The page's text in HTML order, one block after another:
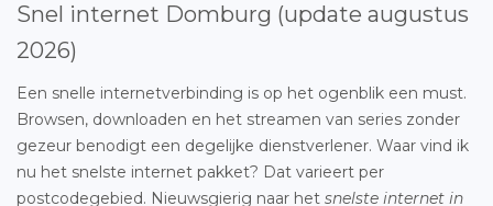
Snel internet Domburg (update augustus
2026)
Een snelle internetverbinding is op het ogenblik een must.
Browsen, downloaden en het streamen van series zonder
gezeur benodigt een degelijke dienstverlener. Waar vind ik
nu het snelste internet pakket? Dat varieert per
postcodegebied. Nieuwsgierig naar het snelste internet in